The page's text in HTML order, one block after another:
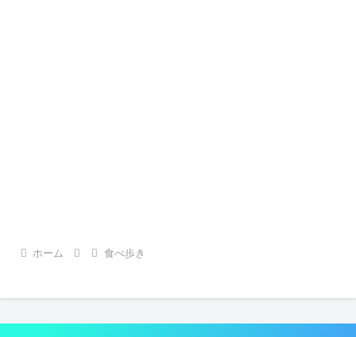
ホーム 食べ歩き